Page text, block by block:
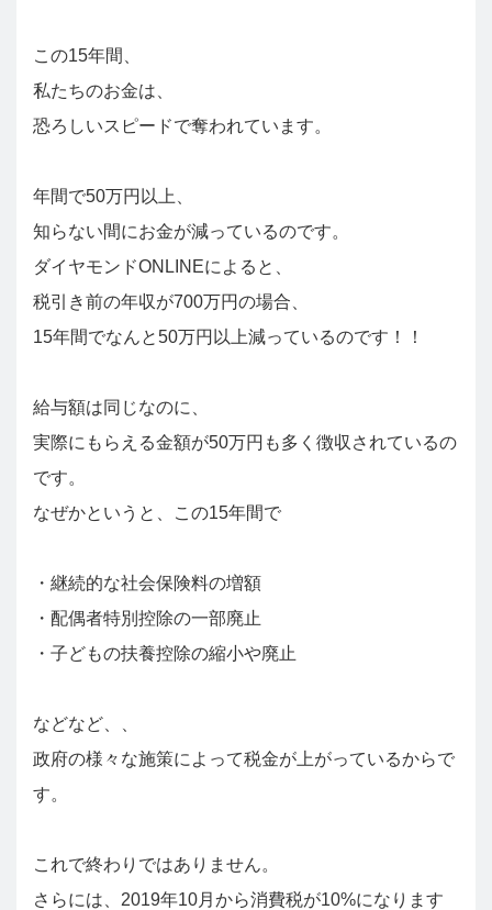
この15年間、
私たちのお金は、
恐ろしいスピードで奪われています。
年間で50万円以上、
知らない間にお金が減っているのです。
ダイヤモンドONLINEによると、
税引き前の年収が700万円の場合、
15年間でなんと50万円以上減っているのです！！
給与額は同じなのに、
実際にもらえる金額が50万円も多く徴収されているの
です。
なぜかというと、この15年間で
・継続的な社会保険料の増額
・配偶者特別控除の一部廃止
・子どもの扶養控除の縮小や廃止
などなど、、
政府の様々な施策によって税金が上がっているからで
す。
これで終わりではありません。
さらには、2019年10月から消費税が10%になります